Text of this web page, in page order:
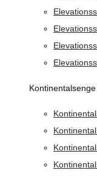
Kontinentalsenge